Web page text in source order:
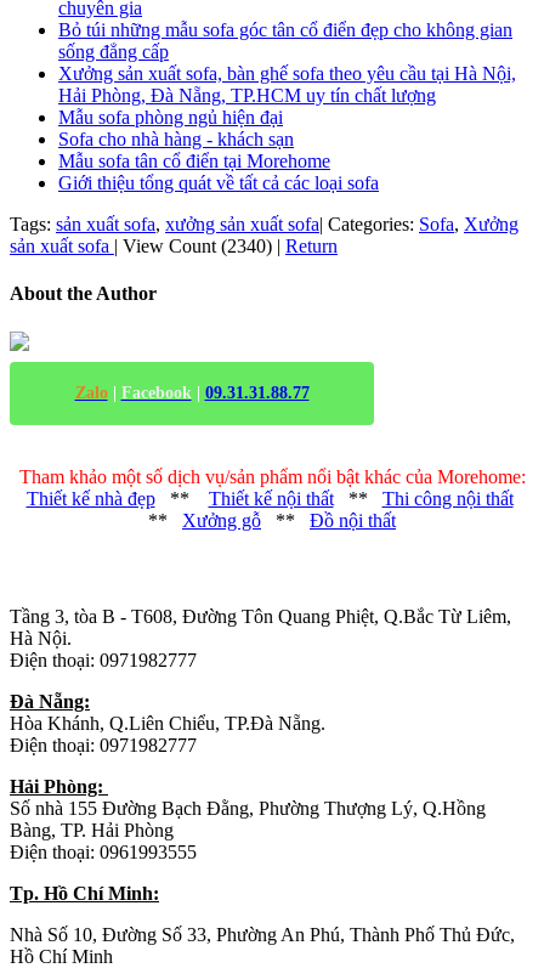
chuyên gia
Bỏ túi những mẫu sofa góc tân cổ điển đẹp cho không gian
sống đẳng cấp
Xưởng sản xuất sofa, bàn ghế sofa theo yêu cầu tại Hà Nội,
Hải Phòng, Đà Nẵng, TP.HCM uy tín chất lượng
Mẫu sofa phòng ngủ hiện đại
Sofa cho nhà hàng - khách sạn
Mẫu sofa tân cổ điển tại Morehome
Giới thiệu tổng quát về tất cả các loại sofa
Tags: sản xuất sofa, xưởng sản xuất sofa| Categories: Sofa, Xưởng
sản xuất sofa | View Count (2340) | Return
About the Author
Zalo| Facebook | 09.31.31.88.77
Tham khảo một số dịch vụ/sản phẩm nổi bật khác của Morehome:
Thiết kế nhà đẹp** Thiết kế nội thất** Thi công nội thất
** Xưởng gỗ ** Đồ nội thất
Tầng 3, tòa B - T608, Đường Tôn Quang Phiệt, Q.Bắc Từ Liêm,
Hà Nội.
Điện thoại: 0971982777
Đà Nẵng:
Hòa Khánh, Q.Liên Chiểu, TP.Đà Nẵng.
Điện thoại: 0971982777
Hải Phòng:
Số nhà 155 Đường Bạch Đằng, Phường Thượng Lý, Q.Hồng
Bàng, TP. Hải Phòng
Điện thoại: 0961993555
Tp. Hồ Chí Minh:
Nhà Số 10, Đường Số 33, Phường An Phú, Thành Phố Thủ Đức,
Hồ Chí Minh